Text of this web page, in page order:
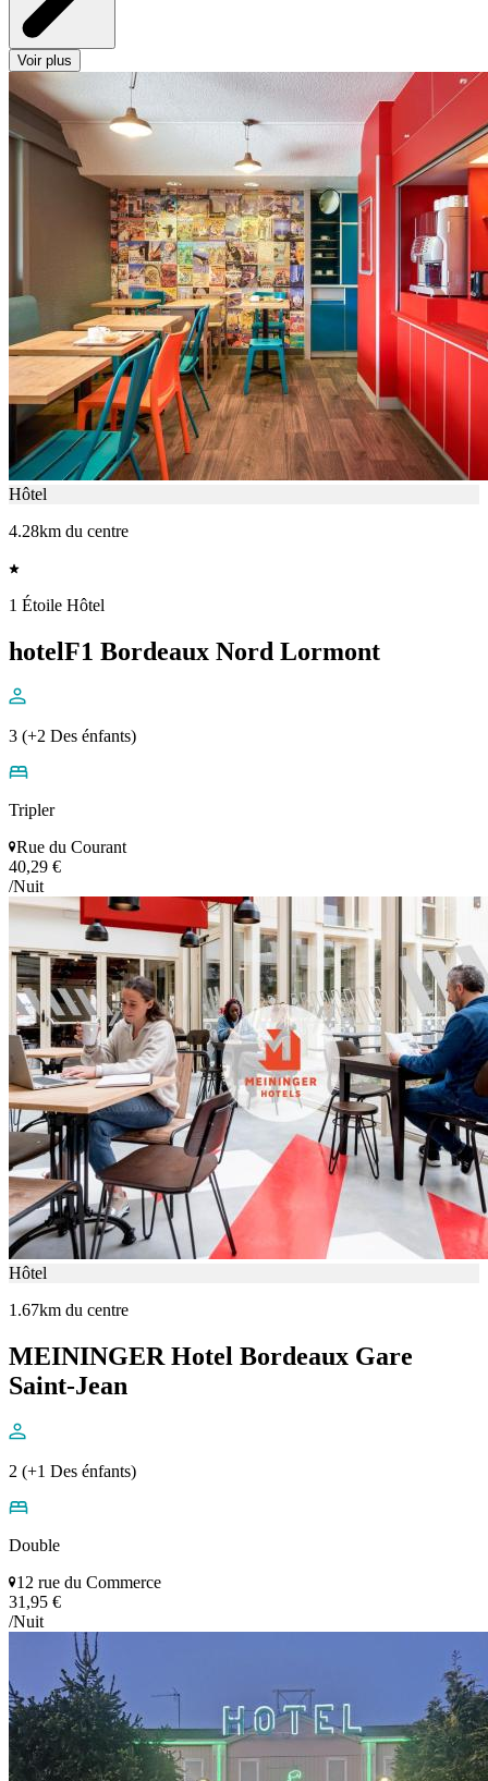
Voir plus
Hôtel
4.28km du centre
1 Étoile Hôtel
hotelF1 Bordeaux Nord Lormont
3 (+2 Des énfants)
Tripler
Rue du Courant
40,29 €
/Nuit
Hôtel
1.67km du centre
MEININGER Hotel Bordeaux Gare
Saint-Jean
2 (+1 Des énfants)
Double
12 rue du Commerce
31,95 €
/Nuit